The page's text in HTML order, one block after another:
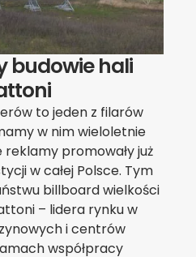
budowie hali
to jeden z filarów
w nim wieloletnie
reklamy promowały już
w całej Polsce. Tym
billboard wielkości
– lidera rynku w
i centrów
współpracy